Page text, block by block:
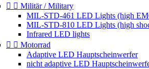
  Militär / Military
MIL-STD-461 LED Lights (high
MIL-STD-810 LED Lights (high
Infrared LED lights
  Motorrad
Adaptive LED Hauptscheinwerfer
nicht adaptive LED